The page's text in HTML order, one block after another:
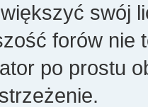
swój
forów nie
po prostu